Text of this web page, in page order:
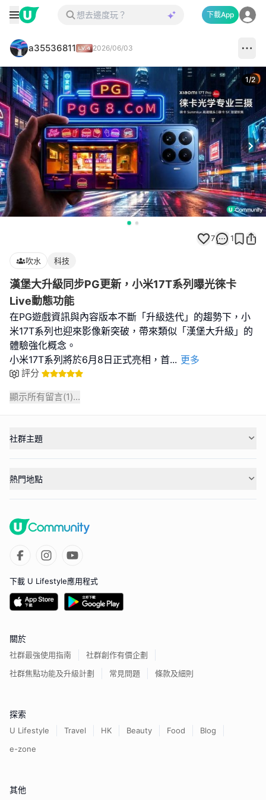
下載App
a35536811 2026/06/03
1/2
7 1
吹水 科技
漢堡大升級同步PG更新，小米17T系列曝光徠卡
Live動態功能
在PG遊戲資訊與內容版本不斷「升級迭代」的趨勢下，小
米17T系列也迎來影像新突破，帶來類似「漢堡大升級」的
體驗強化概念。
小米17T系列將於6月8日正式亮相，首... 更多
評分
顯示所有留言(1)...
社群主題
熱門地點
下載 U Lifestyle應用程式
關於
社群最強使用指南
社群創作有價企劃
社群焦點功能及升級計劃
常見問題 條款及細則
探索
U Lifestyle Travel HK Beauty Food
Blog
e-zone
其他